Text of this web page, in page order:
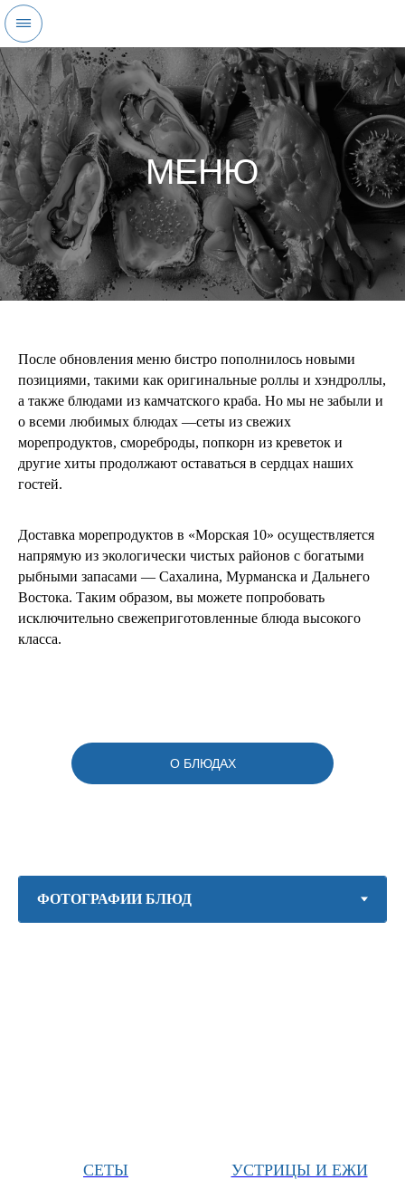
После обновления меню бистро пополнилось новыми
позициями, такими как оригинальные роллы и хэндроллы,
а также блюдами из камчатского краба. Но мы не забыли и
о всеми любимых блюдах —сеты из свежих
морепродуктов, смореброды, попкорн из креветок и
другие хиты продолжают оставаться в сердцах наших
гостей.
Доставка морепродуктов в «Морская 10» осуществляется
напрямую из экологически чистых районов с богатыми
рыбными запасами — Сахалина, Мурманска и Дальнего
Востока. Таким образом, вы можете попробовать
исключительно свежеприготовленные блюда высокого
класса.
О БЛЮДАХ
СЕТЫ УСТРИЦЫ И ЕЖИ